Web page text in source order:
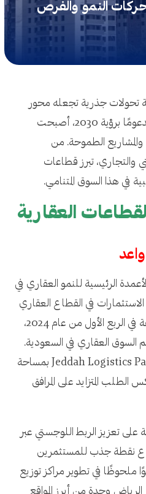
النمو والفرص
تحولات جذرية تجعله محور
اهتمام المستثمرين العالميين. مدعومًا برؤية 2030، أصبحت
والمشاريع الطموحة. من
والتجاري، تبرز قطاعات
في هذا السوق المتنامي.
العقارية
الرئيسية للنمو العقاري في
2023، ارتفعت الاستثمارات في القطاع العقاري
بنسبة 63%، مع زيادة مضاعفة في الربع الأول من عام 2024،
العقاري في السعودية.
ومن أبرز المشاريع، مشروع Jeddah Logistics Park بمساحة
الطلب المتزايد على المرافق
تعزيز الربط اللوجستي عبر
نقطة جذب للمستثمرين
ملحوظًا في تطوير مراكز توزيع
الرياض وجدة من أبرز المواقع